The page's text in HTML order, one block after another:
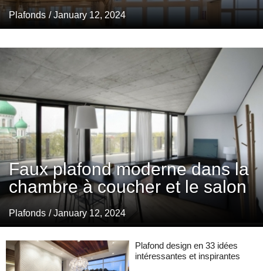
Plafonds / January 12, 2024
Faux plafond moderne dans la
chambre à coucher et le salon
Plafonds / January 12, 2024
Plafond design en 33 idées
intéressantes et inspirantes